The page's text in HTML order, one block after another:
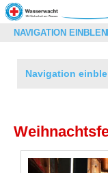
NAVIGATION
Navigation